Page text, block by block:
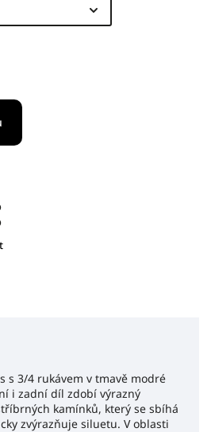
s 3/4 rukávem v tmavě modré
i zadní díl zdobí výrazný
kamínků, který se sbíhá
zvýrazňuje siluetu. V oblasti